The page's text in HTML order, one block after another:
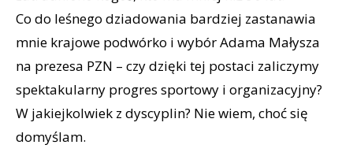
Co do leśnego dziadowania bardziej zastanawia
mnie krajowe podwórko i wybór Adama Małysza
na prezesa PZN – czy dzięki tej postaci zaliczymy
spektakularny progres sportowy i organizacyjny?
W jakiejkolwiek z dyscyplin? Nie wiem, choć się
domyślam.